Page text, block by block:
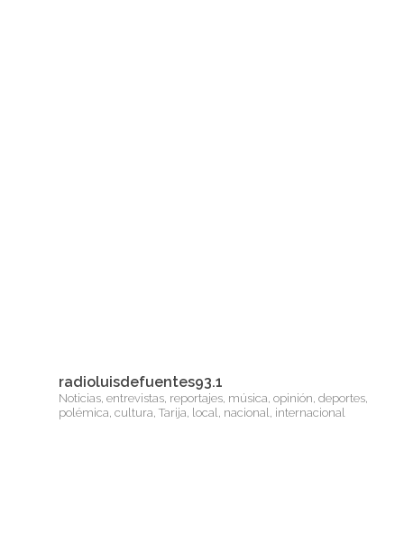
radioluisdefuentes93.1
Noticias, entrevistas, reportajes, música, opinión, deportes,
polémica, cultura, Tarija, local, nacional, internacional